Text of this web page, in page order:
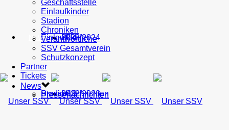
U14
U13
2023/2024
2022/2023
Einlaufkinder
Stadion
NEWS
Pressenachrichten
Geschäftsstelle
Einlaufkinder
Stadion
Chroniken
Verantwortliche
SSV Gesamtverein
Schutzkonzept
Partner
Tickets
News
Pressenachrichten